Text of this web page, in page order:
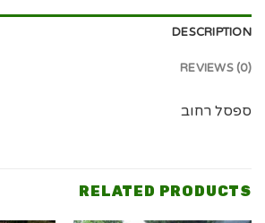
DESCRIPTION
REVIEWS (0)
ספסל רחוב
RELATED PRODUCTS